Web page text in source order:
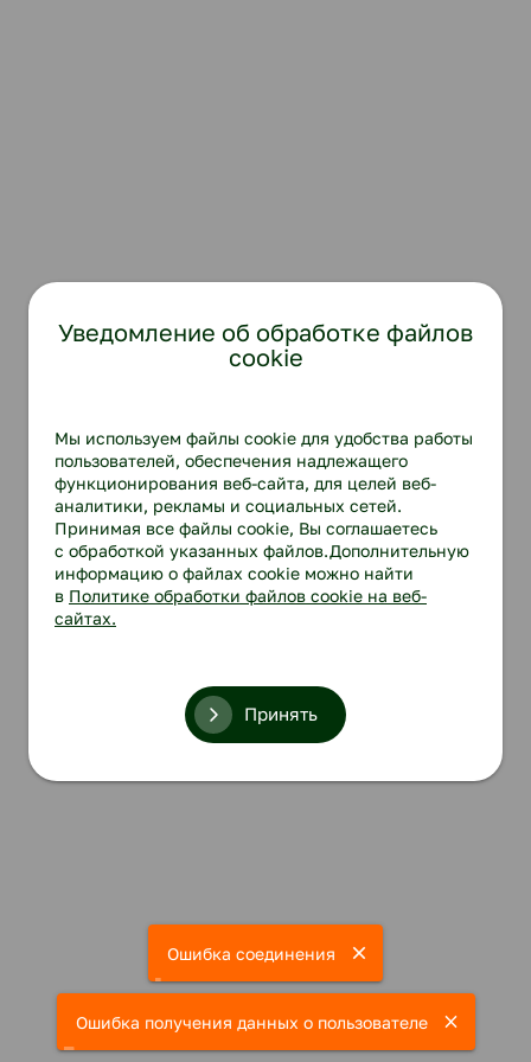
Ошибка соединения
Ошибка получения данных о пользователе
Уведомление об обработке файлов
cookie
Мы используем файлы cookie для удобства работы
пользователей, обеспечения надлежащего
функционирования веб-сайта, для целей веб-
аналитики, рекламы и социальных сетей.
Принимая все файлы cookie, Вы соглашаетесь
с обработкой указанных файлов.Дополнительную
информацию о файлах cookie можно найти
в Политике обработки файлов cookie на веб-
сайтах.
Принять